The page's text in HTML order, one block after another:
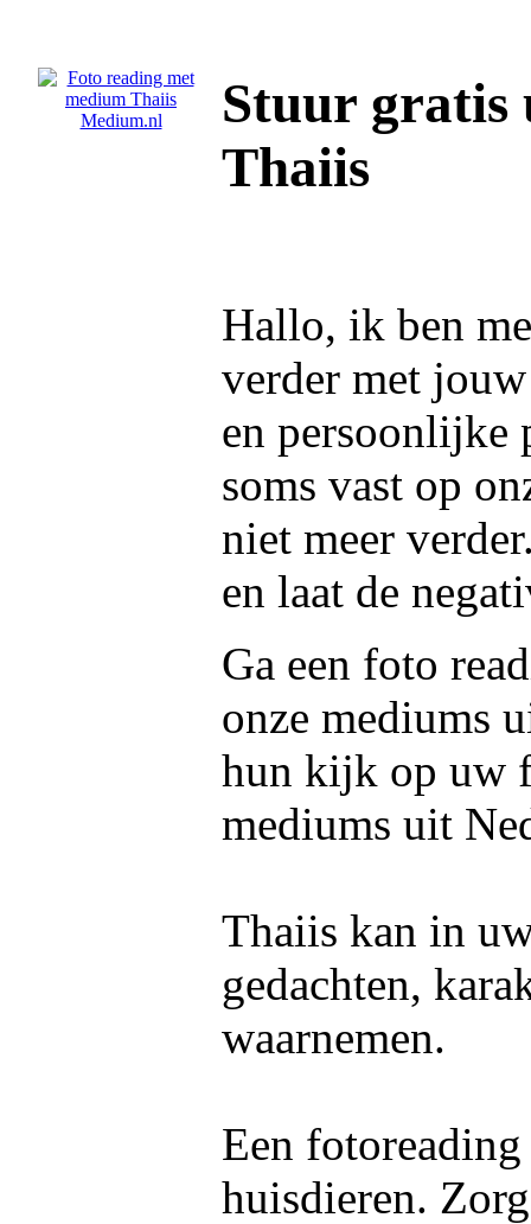
Stuur gratis
Thaiis
Hallo, ik ben
verder met
en persoonlijke
soms vast op
niet meer
en laat de
Ga een foto
onze mediums
hun kijk op uw
mediums uit
Thaiis kan in
gedachten,
waarnemen.
Een
huisdieren.